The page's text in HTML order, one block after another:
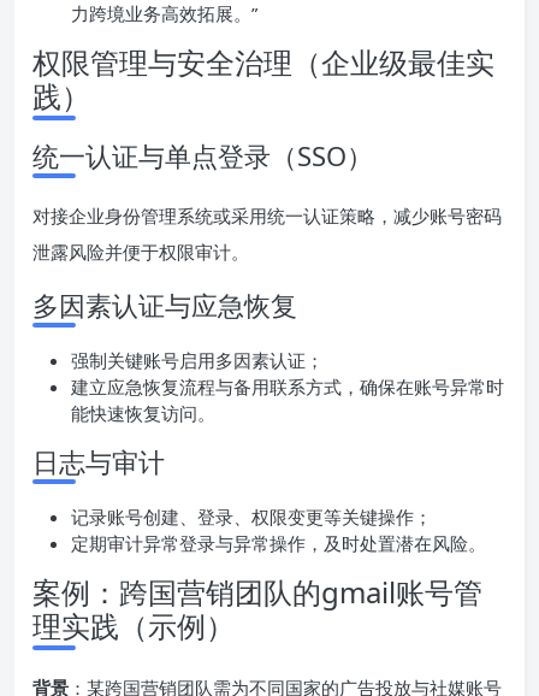
力跨境业务高效拓展。”
权限管理与安全治理（企业级最佳实
践）
统一认证与单点登录（SSO）
对接企业身份管理系统或采用统一认证策略，减少账号密码
泄露风险并便于权限审计。
多因素认证与应急恢复
强制关键账号启用多因素认证；
建立应急恢复流程与备用联系方式，确保在账号异常时
能快速恢复访问。
日志与审计
记录账号创建、登录、权限变更等关键操作；
定期审计异常登录与异常操作，及时处置潜在风险。
案例：跨国营销团队的gmail账号管
理实践（示例）
背景 ：某跨国营销团队需为不同国家的广告投放与社媒账号